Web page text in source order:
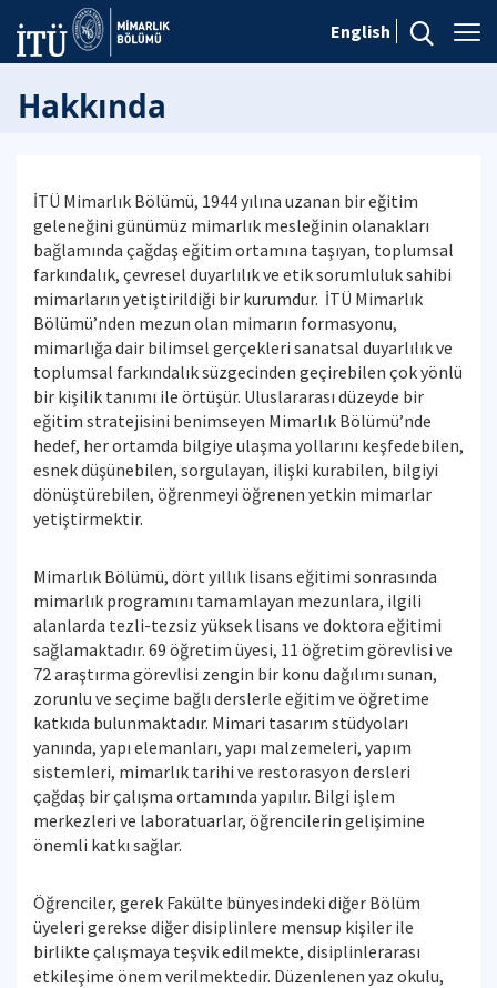
English
Hakkında
İTÜ Mimarlık Bölümü, 1944 yılına uzanan bir eğitim
geleneğini günümüz mimarlık mesleğinin olanakları
bağlamında çağdaş eğitim ortamına taşıyan, toplumsal
farkındalık, çevresel duyarlılık ve etik sorumluluk sahibi
mimarların yetiştirildiği bir kurumdur. İTÜ Mimarlık
Bölümü’nden mezun olan mimarın formasyonu,
mimarlığa dair bilimsel gerçekleri sanatsal duyarlılık ve
toplumsal farkındalık süzgecinden geçirebilen çok yönlü
bir kişilik tanımı ile örtüşür. Uluslararası düzeyde bir
eğitim stratejisini benimseyen Mimarlık Bölümü’nde
hedef, her ortamda bilgiye ulaşma yollarını keşfedebilen,
esnek düşünebilen, sorgulayan, ilişki kurabilen, bilgiyi
dönüştürebilen, öğrenmeyi öğrenen yetkin mimarlar
yetiştirmektir.
Mimarlık Bölümü, dört yıllık lisans eğitimi sonrasında
mimarlık programını tamamlayan mezunlara, ilgili
alanlarda tezli-tezsiz yüksek lisans ve doktora eğitimi
sağlamaktadır. 69 öğretim üyesi, 11 öğretim görevlisi ve
72 araştırma görevlisi zengin bir konu dağılımı sunan,
zorunlu ve seçime bağlı derslerle eğitim ve öğretime
katkıda bulunmaktadır. Mimari tasarım stüdyoları
yanında, yapı elemanları, yapı malzemeleri, yapım
sistemleri, mimarlık tarihi ve restorasyon dersleri
çağdaş bir çalışma ortamında yapılır. Bilgi işlem
merkezleri ve laboratuarlar, öğrencilerin gelişimine
önemli katkı sağlar.
Öğrenciler, gerek Fakülte bünyesindeki diğer Bölüm
üyeleri gerekse diğer disiplinlere mensup kişiler ile
birlikte çalışmaya teşvik edilmekte, disiplinlerarası
etkileşime önem verilmektedir. Düzenlenen yaz okulu,